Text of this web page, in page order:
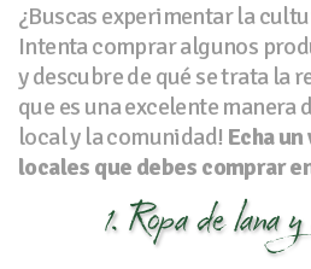
¿Buscas experimentar la
Intenta comprar algunos
y descubre de qué se trata la
que es una excelente manera
local y la comunidad! Echa
locales que debes comprar
1. Ropa de lana